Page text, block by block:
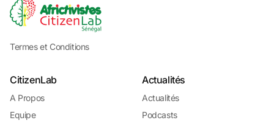
Termes et Conditions
CitizenLab
A Propos
Equipe
Actualités
Actualités
Podcasts